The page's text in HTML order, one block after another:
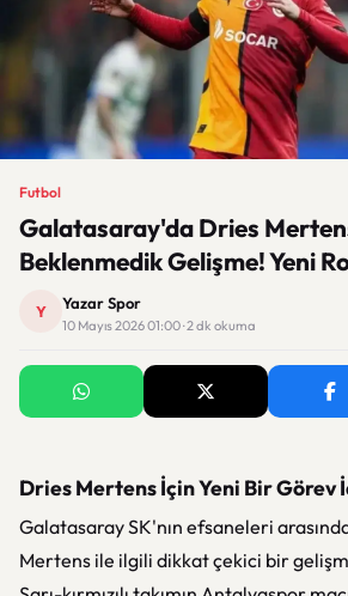
Futbol
Galatasaray'da Dries
Beklenmedik Gelişme! Yeni
Y Yazar Spor
10 Mayıs 2026 01:00 · 2 dk okuma
Dries Mertens İçin Yeni Bir Görev
Galatasaray SK'nın efsaneleri
Mertens ile ilgili dikkat çekici bir